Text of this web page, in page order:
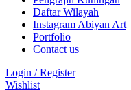
Daftar Wilayah
Instagram Abiyan Art
Portfolio
Contact us
Login / Register
Wishlist